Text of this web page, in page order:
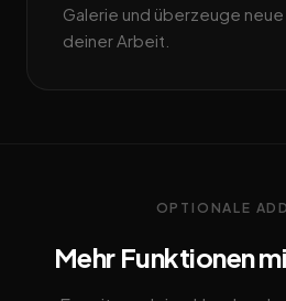
Galerie und überzeuge neue
deiner Arbeit.
OPTIONALE
Mehr Funktionen